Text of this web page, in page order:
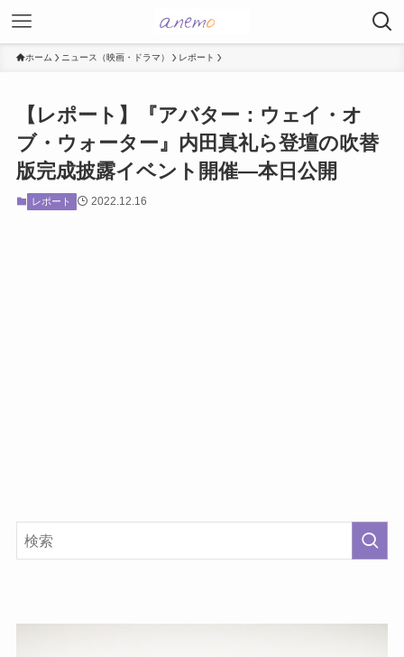
ホーム ニュース（映画・ドラマ） レポート
【レポート】『アバター：ウェイ・オ
ブ・ウォーター』内田真礼ら登壇の吹替
版完成披露イベント開催―本日公開
レポート 2022.12.16